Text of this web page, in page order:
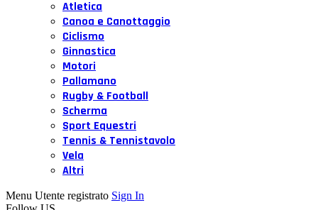
Atletica
Canoa e Canottaggio
Ciclismo
Ginnastica
Motori
Pallamano
Rugby & Football
Scherma
Sport Equestri
Tennis & Tennistavolo
Vela
Altri
Menu Utente registrato Sign In